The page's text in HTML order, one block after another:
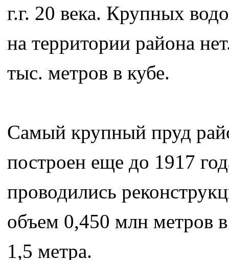
г.г. 20 века. Крупных
на территории района
тыс. метров в кубе.
Самый крупный пруд
построен еще до 1917
проводились
объем 0,450 млн метров
1,5 метра.